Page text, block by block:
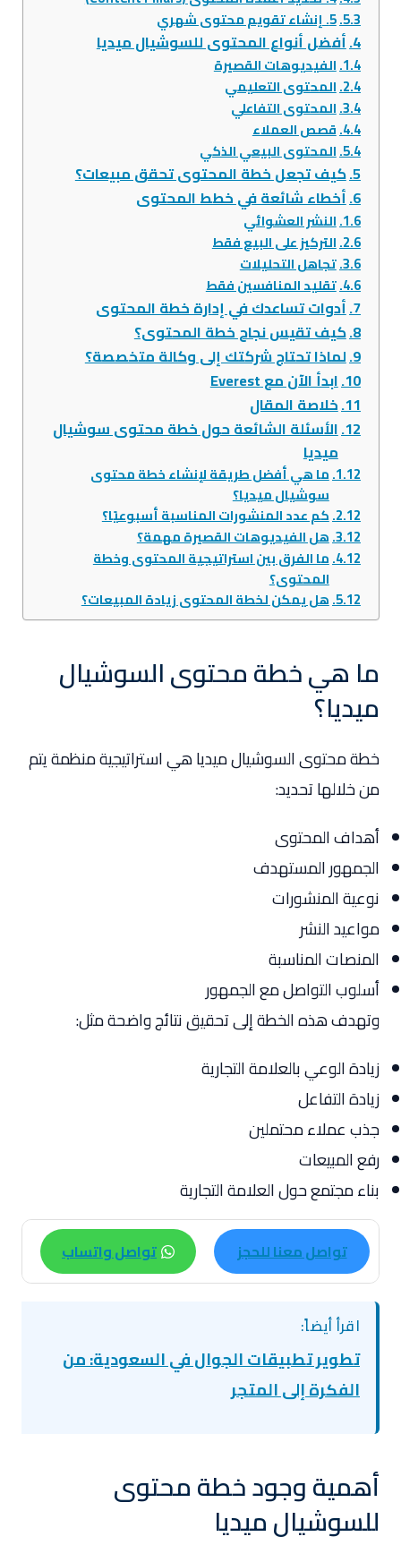
5. إنشاء تقويم محتوى شهري
أفضل أنواع المحتوى للسوشيال ميديا
الفيديوهات القصيرة
المحتوى التعليمي
المحتوى التفاعلي
قصص العملاء
المحتوى البيعي الذكي
كيف تجعل خطة المحتوى تحقق مبيعات؟
أخطاء شائعة في خطط المحتوى
النشر العشوائي
التركيز على البيع فقط
تجاهل التحليلات
تقليد المنافسين فقط
أدوات تساعدك في إدارة خطة المحتوى
كيف تقيس نجاح خطة المحتوى؟
لماذا تحتاج شركتك إلى وكالة متخصصة؟
ابدأ الآن مع Everest
خلاصة المقال
الأسئلة الشائعة حول خطة محتوى سوشيال
ميديا
ما هي أفضل طريقة لإنشاء خطة محتوى
سوشيال ميديا؟
كم عدد المنشورات المناسبة أسبوعيًا؟
هل الفيديوهات القصيرة مهمة؟
ما الفرق بين استراتيجية المحتوى وخطة
المحتوى؟
هل يمكن لخطة المحتوى زيادة المبيعات؟
ما هي خطة محتوى السوشيال
ميديا؟
خطة محتوى السوشيال ميديا هي استراتيجية منظمة يتم
من خلالها تحديد:
أهداف المحتوى
الجمهور المستهدف
نوعية المنشورات
مواعيد النشر
المنصات المناسبة
أسلوب التواصل مع الجمهور
وتهدف هذه الخطة إلى تحقيق نتائج واضحة مثل:
زيادة الوعي بالعلامة التجارية
زيادة التفاعل
جذب عملاء محتملين
رفع المبيعات
بناء مجتمع حول العلامة التجارية
تواصل معنا للحجز تواصل واتساب
اقرأ أيضاً:
تطوير تطبيقات الجوال في السعودية: من
الفكرة إلى المتجر
أهمية وجود خطة محتوى
للسوشيال ميديا